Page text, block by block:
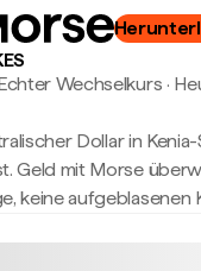
Echter Wechselkurs ·
Dollar in
Geld mit Morse
keine aufgeblasenen